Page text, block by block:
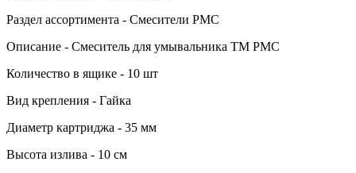
Раздел ассортимента - Смесители РМС
Описание - Смеситель для умывальника ТМ РМС
Количество в ящике - 10 шт
Вид крепления - Гайка
Диаметр картриджа - 35 мм
Высота излива - 10 см